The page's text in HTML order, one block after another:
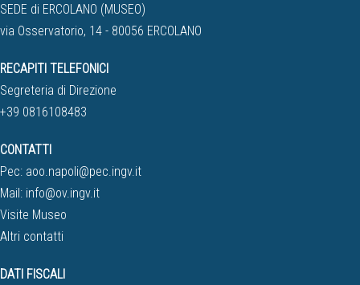
SEDE di ERCOLANO (MUSEO)
via Osservatorio, 14 - 80056 ERCOLANO
RECAPITI TELEFONICI
Segreteria di Direzione
+39 0816108483
CONTATTI
Pec: aoo.napoli@pec.ingv.it
Mail: info@ov.ingv.it
Visite Museo
Altri contatti
DATI FISCALI